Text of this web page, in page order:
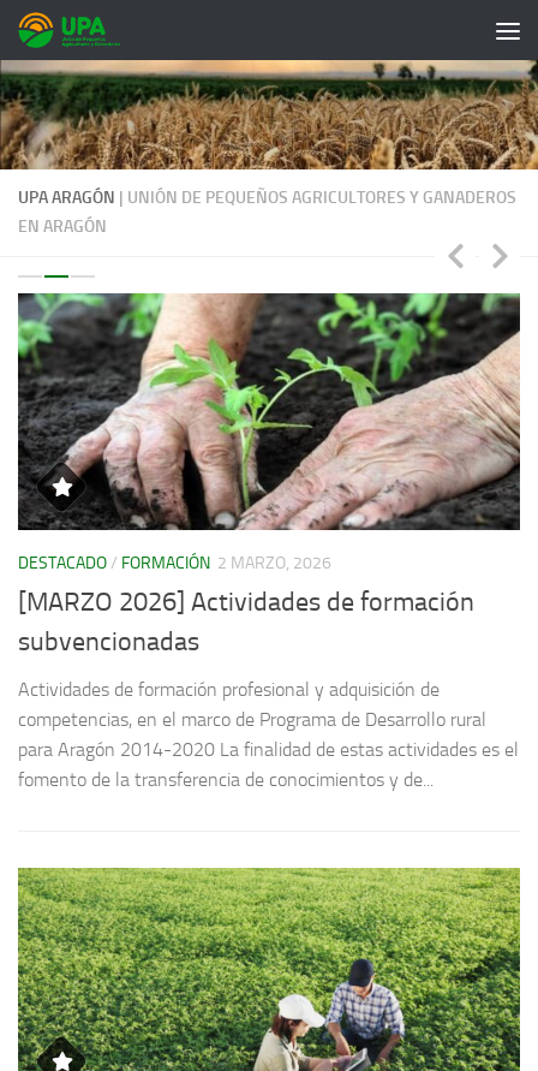
Saltar al contenido
UPA ARAGÓN | UNIÓN DE PEQUEÑOS AGRICULTORES Y GANADEROS
EN ARAGÓN
DESTACADO/ FORMACIÓN 2 MARZO, 2026
[MARZO 2026] Actividades de formación
subvencionadas
Actividades de formación profesional y adquisición de
competencias, en el marco de Programa de Desarrollo rural
para Aragón 2014-2020 La finalidad de estas actividades es el
fomento de la transferencia de conocimientos y de...